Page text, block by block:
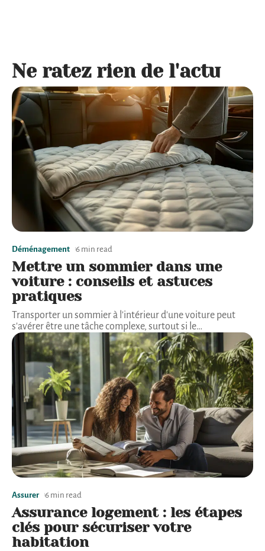
Ne ratez rien de l'actu
Déménagement 6 min read
Mettre un sommier dans une
voiture : conseils et astuces
pratiques
Transporter un sommier à l'intérieur d'une voiture peut
s'avérer être une tâche complexe, surtout si le…
Assurer 6 min read
Assurance logement : les étapes
clés pour sécuriser votre
habitation